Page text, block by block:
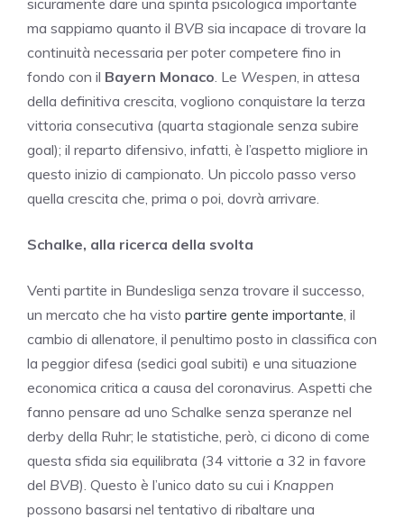
sicuramente dare una spinta psicologica importante
ma sappiamo quanto il BVB sia incapace di trovare la
continuità necessaria per poter competere fino in
fondo con il Bayern Monaco. Le Wespen, in attesa
della definitiva crescita, vogliono conquistare la terza
vittoria consecutiva (quarta stagionale senza subire
goal); il reparto difensivo, infatti, è l’aspetto migliore in
questo inizio di campionato. Un piccolo passo verso
quella crescita che, prima o poi, dovrà arrivare.
Schalke, alla ricerca della svolta
Venti partite in Bundesliga senza trovare il successo,
un mercato che ha visto partire gente importante, il
cambio di allenatore, il penultimo posto in classifica con
la peggior difesa (sedici goal subiti) e una situazione
economica critica a causa del coronavirus. Aspetti che
fanno pensare ad uno Schalke senza speranze nel
derby della Ruhr; le statistiche, però, ci dicono di come
questa sfida sia equilibrata (34 vittorie a 32 in favore
del BVB). Questo è l’unico dato su cui i Knappen
possono basarsi nel tentativo di ribaltare una